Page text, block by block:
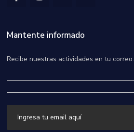
Mantente informado
Recibe nuestras actividades en tu correo.